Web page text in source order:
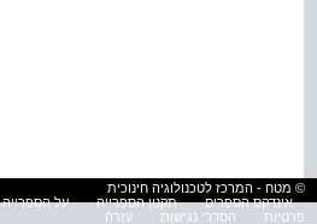
© מטח - המרכז לטכנולוגיה חינוכית
אינדקס הספרים
תקנון הספרייה על הספרייה
פרטיות
הסדרי נגישות עזרה